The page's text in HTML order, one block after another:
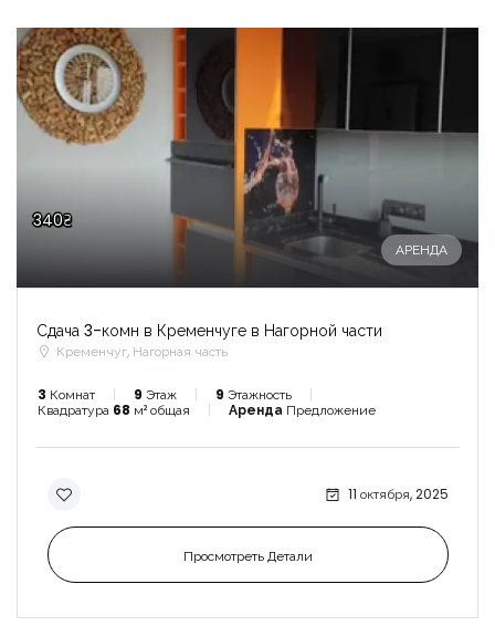
340₴
АРЕНДА
Сдача 3-комн в Кременчуге в Нагорной части
Кременчуг, Нагорная часть
3 Комнат 9 Этаж 9 Этажность
Квадратура 68 м² общая Аренда Предложение
11 октября, 2025
Просмотреть Детали